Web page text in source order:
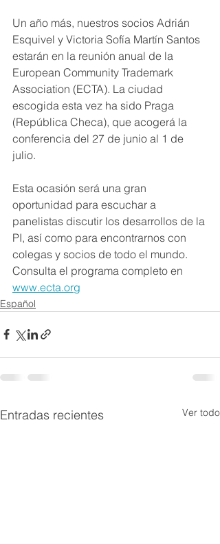
Un año más, nuestros socios Adrián
Esquivel y Victoria Sofía Martín Santos
estarán en la reunión anual de la
European Community Trademark
Association (ECTA). La ciudad
escogida esta vez ha sido Praga
(República Checa), que acogerá la
conferencia del 27 de junio al 1 de
julio.
Esta ocasión será una gran
oportunidad para escuchar a
panelistas discutir los desarrollos de la
PI, así como para encontrarnos con
colegas y socios de todo el mundo.
Consulta el programa completo en
www.ecta.org
Español
Entradas recientes Ver todo